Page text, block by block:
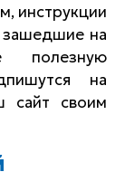
инструкции
на
на
сайт своим